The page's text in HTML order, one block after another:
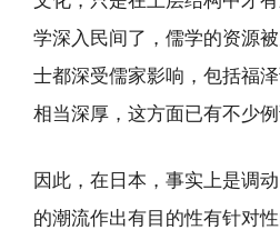
学深入民间了，儒学的资源
士都深受儒家影响，包括福
相当深厚，这方面已有不少例
因此，在日本，事实上是调
的潮流作出有目的性有针对